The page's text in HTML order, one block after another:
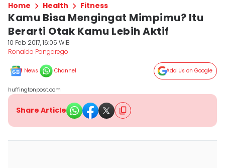
Home Health Fitness
Kamu Bisa Mengingat Mimpimu? Itu
Berarti Otak Kamu Lebih Aktif
10 Feb 2017, 16:05 WIB
Ronaldo Pangarego
News Channel Add Us on Google
huffingtonpost.com
Share Article